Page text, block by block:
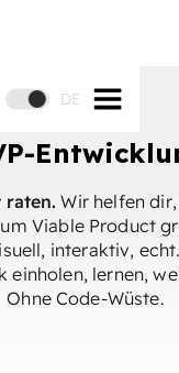
DE
raten. Wir helfen
Viable Product
interaktiv,
einholen, lernen,
Ohne Code-Wüste.